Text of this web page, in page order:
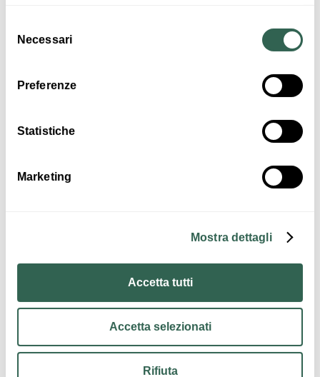
delNecessari
Preferenze
Statistiche
Marketing
Mostra dettagli
Accetta tutti
Accetta selezionati
Rifiuta
Interessi